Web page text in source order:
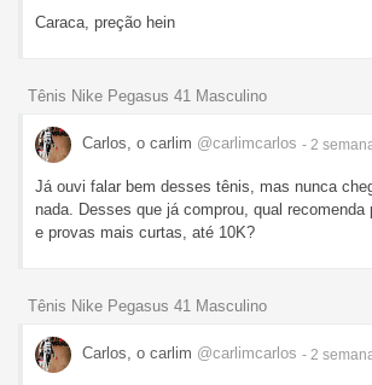
Caraca, preção hein
Tênis Nike Pegasus 41 Masculino
Carlos, o carlim @carlimcarlos - 2
Já ouvi falar bem desses tênis, mas nunca
nada. Desses que já comprou, qual recomenda
e provas mais curtas, até 10K?
Tênis Nike Pegasus 41 Masculino
Carlos, o carlim @carlimcarlos - 2